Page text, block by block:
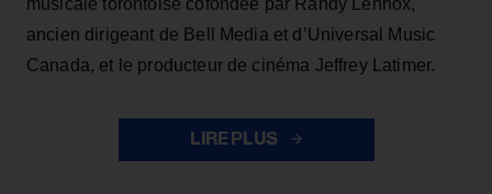
musicale torontoise cofondée par Randy Lennox,
ancien dirigeant de Bell Media et d’Universal Music
Canada, et le producteur de cinéma Jeffrey Latimer.
LIRE PLUS